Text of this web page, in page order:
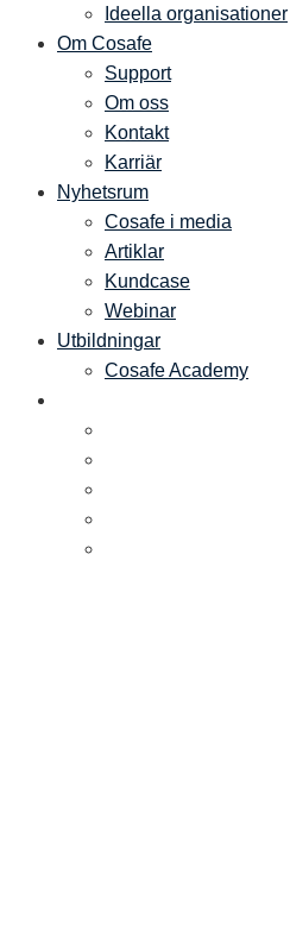
Ideella organisationer
Om Cosafe
Support
Om oss
Kontakt
Karriär
Nyhetsrum
Cosafe i media
Artiklar
Kundcase
Webinar
Utbildningar
Cosafe Academy